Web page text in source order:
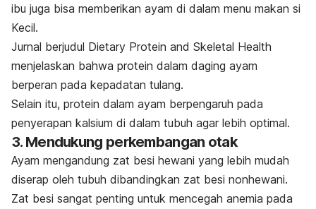
ibu juga bisa memberikan ayam di dalam menu makan si
Kecil.
Jurnal berjudul Dietary Protein and Skeletal Health
menjelaskan bahwa protein dalam daging ayam
berperan pada kepadatan tulang.
Selain itu, protein dalam ayam berpengaruh pada
penyerapan kalsium di dalam tubuh agar lebih optimal.
3. Mendukung perkembangan otak
Ayam mengandung zat besi hewani yang lebih mudah
diserap oleh tubuh dibandingkan zat besi nonhewani.
Zat besi sangat penting untuk mencegah anemia pada